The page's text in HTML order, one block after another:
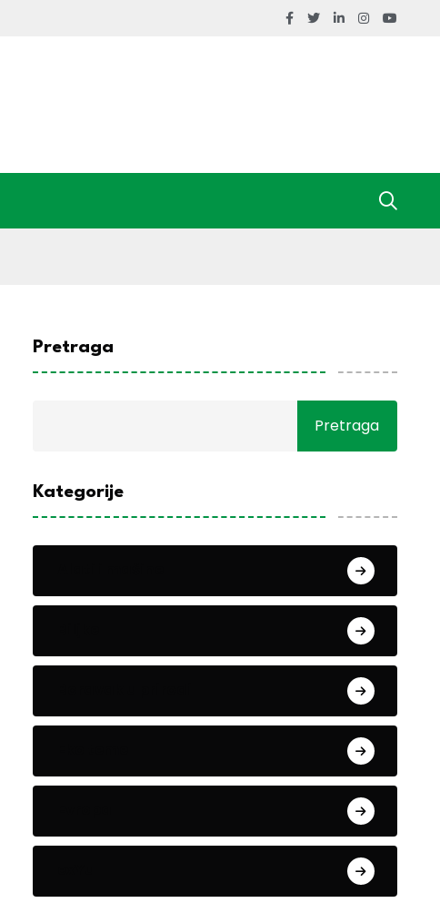
Pretraga
Pretraga
Kategorije